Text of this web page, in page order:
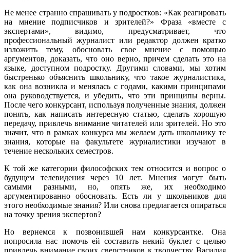
Не менее странно спрашивать у подростков: «Как реагировать
на мнение подписчиков и зрителей?» Фраза «вместе с
экспертами», видимо, предусматривает, что
профессиональный журналист или редактор должен кратко
изложить тему, обосновать свое мнение с помощью
аргументов, доказать, что оно верно, причем сделать это на
языке, доступном подростку. Другими словами, мы хотим
быстренько объяснить школьнику, что такое журналистика,
как она возникла и менялась с годами, какими принципами
она руководствуется, и убедить, что эти принципы верны.
После чего конкурсант, используя полученные знания, должен
понять, как написать интересную статью, сделать хорошую
передачу, привлечь внимание читателей или зрителей. Но это
значит, что в рамках конкурса мы желаем дать школьнику те
знания, которые на факультете журналистики изучают в
течение нескольких семестров.
К той же категории философских тем относится и вопрос о
будущем телевидения через 10 лет. Мнения могут быть
самыми разными, но, опять же, их необходимо
аргументированно обосновать. Есть ли у школьников для
этого необходимые знания? Или снова предлагается опираться
на точку зрения экспертов?
Но вернемся к позвонившей нам конкурсантке. Она
попросила нас помочь ей составить некий буклет с целью
привлечь внимание своих сверстников к творчеству Василия